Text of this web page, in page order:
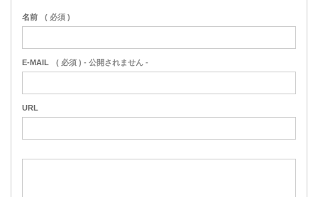
名前 ( 必須 )
E-MAIL ( 必須 ) - 公開されません -
URL